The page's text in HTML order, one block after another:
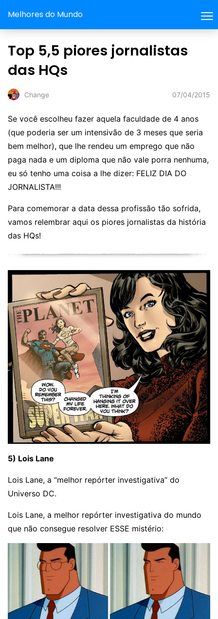
Melhores do Mundo
Top 5,5 piores jornalistas
das HQs
Change 07/04/2015
Se você escolheu fazer aquela faculdade de 4 anos
(que poderia ser um intensivão de 3 meses que seria
bem melhor), que lhe rendeu um emprego que não
paga nada e um diploma que não vale porra nenhuma,
eu só tenho uma coisa a lhe dizer: FELIZ DIA DO
JORNALISTA!!!
Para comemorar a data dessa profissão tão sofrida,
vamos relembrar aqui os piores jornalistas da história
das HQs!
5) Lois Lane
Lois Lane, a “melhor repórter investigativa” do
Universo DC.
Lois Lane, a melhor repórter investigativa do mundo
que não consegue resolver ESSE mistério: